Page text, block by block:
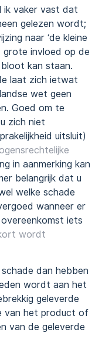
ik vaker vast dat
gelezen wordt;
naar ‘de kleine
grote invloed op de
bloot kan staan.
laat zich ietwat
wet geen
Goed om te
zich niet
uitsluit)
in aanmerking kan
belangrijk dat u
welke schade
wanneer er
iets
wordt
dan hebben
wordt aan het
geleverde
van het product of
van de geleverde